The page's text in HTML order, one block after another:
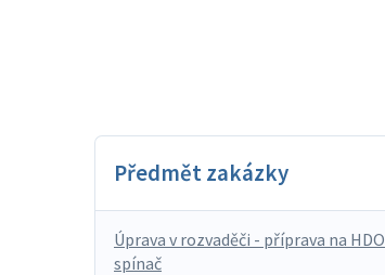
Předmět zakázky
Úprava v rozvaděči - příprava na HDO
spínač